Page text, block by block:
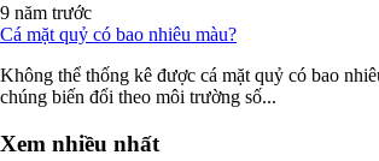
9 năm trước
Cá mặt quỷ có bao nhiêu màu?
Không thể thống kê được cá mặt quỷ có bao
chúng biến đổi theo môi trường số...
Xem nhiều nhất